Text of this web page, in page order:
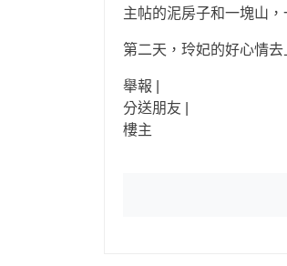
主帖的泥房子和一塊山，
第二天，玲妃的好心情去
舉報 |
分送朋友 |
樓主